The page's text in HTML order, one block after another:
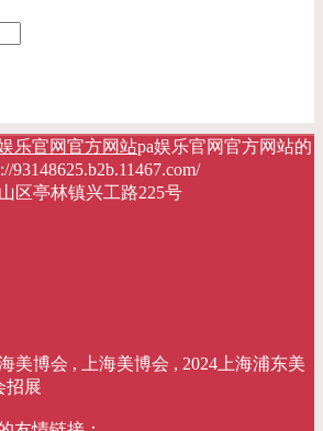
乐官网官方网站pa娱乐官网官方网站的
93148625.b2b.11467.com/
区亭林镇兴工路225号
美博会 , 上海美博会 , 2024上海浦东美
招展